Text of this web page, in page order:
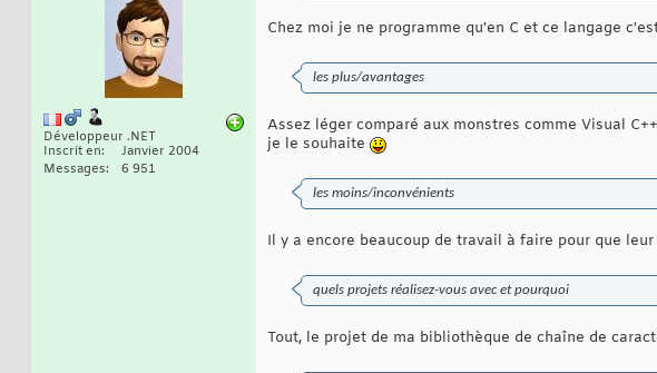
Développeur .NET
Inscrit en
Janvier 2004
Messages
6 951
Chez moi je ne programme qu'en C et ce langage
les plus/avantages
Assez léger comparé aux monstres comme Visual
je le souhaite
les moins/inconvénients
Il y a encore beaucoup de travail à faire pour que
quels projets réalisez-vous avec et pourquoi
Tout, le projet de ma bibliothèque de chaîne de